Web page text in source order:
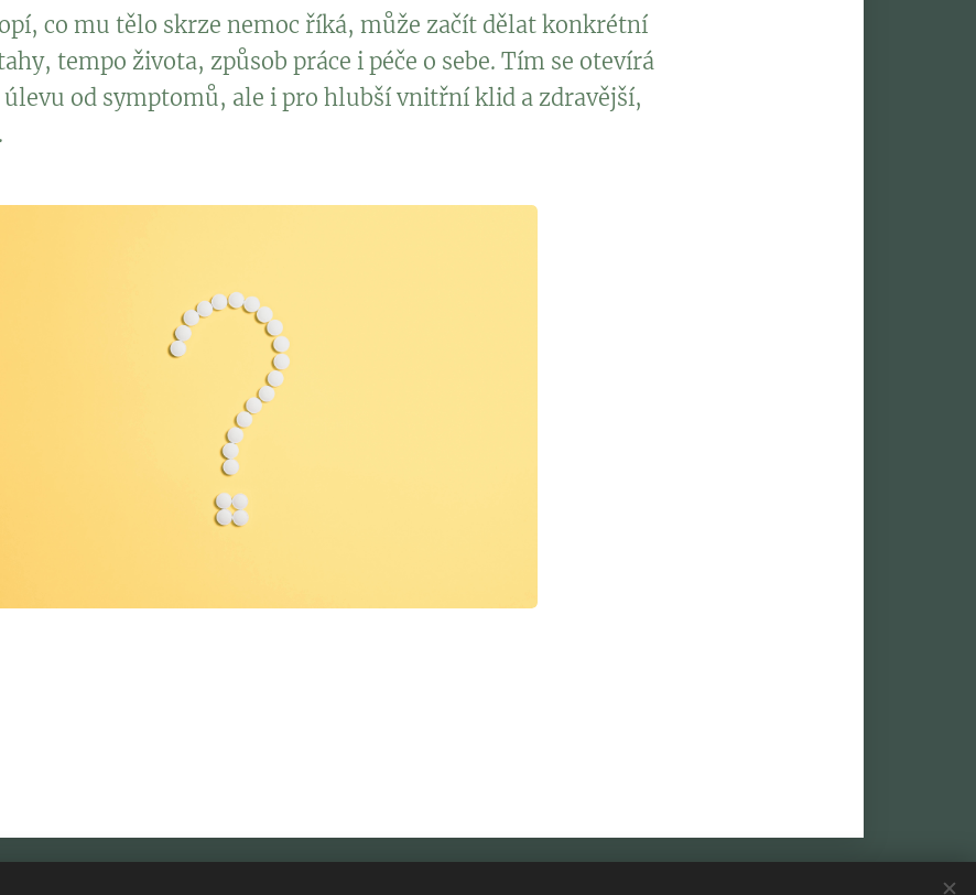
co mu tělo skrze nemoc říká, může začít dělat konkrétní
tempo života, způsob práce i péče o sebe. Tím se otevírá
od symptomů, ale i pro hlubší vnitřní klid a zdravější,